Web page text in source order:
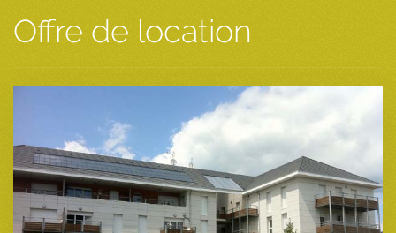
Offre de location